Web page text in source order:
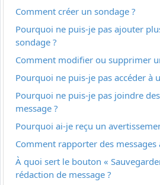
Comment créer un sondage ?
Pourquoi ne puis-je pas ajouter
sondage ?
Comment modifier ou supprimer
Pourquoi ne puis-je pas accéder à
Pourquoi ne puis-je pas joindre
message ?
Pourquoi ai-je reçu un
Comment rapporter des
À quoi sert le bouton «
rédaction de message ?